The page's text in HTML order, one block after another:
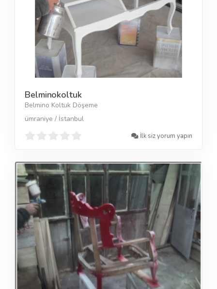
Belminokoltuk
Belmino Koltuk Döşeme
ümraniye / İstanbul
İlk siz yorum yapın